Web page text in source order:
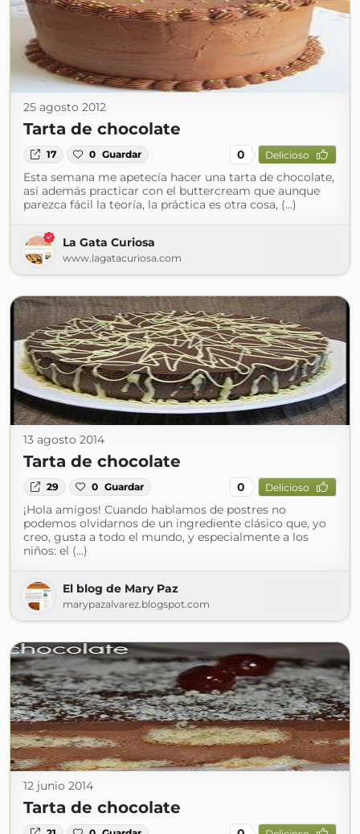
25 agosto 2012
Tarta de chocolate
17 0 Guardar 0 Delicioso
Esta semana me apetecía hacer una tarta de chocolate,
así además practicar con el buttercream que aunque
parezca fácil la teoría, la práctica es otra cosa, (...)
La Gata Curiosa
www.lagatacuriosa.com
13 agosto 2014
Tarta de chocolate
29 0 Guardar 0 Delicioso
¡Hola amigos! Cuando hablamos de postres no
podemos olvidarnos de un ingrediente clásico que, yo
creo, gusta a todo el mundo, y especialmente a los
niños: el (...)
El blog de Mary Paz
marypazalvarez.blogspot.com
12 junio 2014
Tarta de chocolate